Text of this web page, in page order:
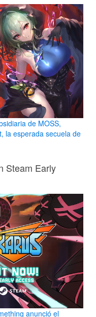
de MOSS,
la esperada secuela de
Steam Early
anunció el